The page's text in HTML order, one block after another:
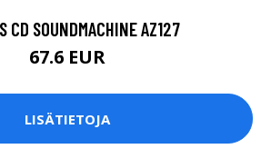
CD SOUNDMACHINE AZ127
67.6 EUR
LISÄTIETOJA